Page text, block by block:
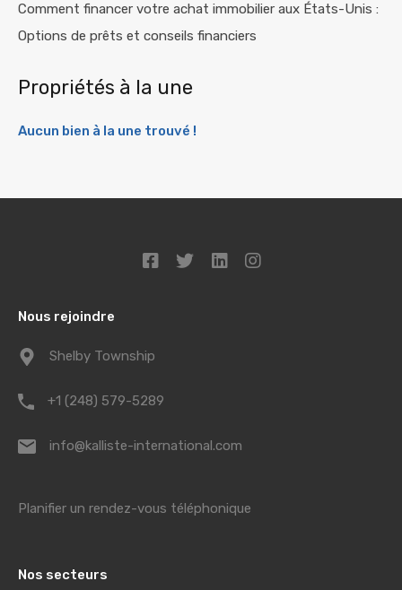
Comment financer votre achat immobilier aux États-Unis :
Options de prêts et conseils financiers
Propriétés à la une
Aucun bien à la une trouvé !
Nous rejoindre
Shelby Township
+1 (248) 579-5289
info@kalliste-international.com
Planifier un rendez-vous téléphonique
Nos secteurs